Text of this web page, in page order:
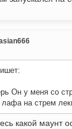
Он у меня со
на стрем
какой маунт